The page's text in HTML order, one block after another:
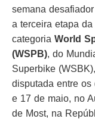
semana
a terceira etapa da
categoria World
(WSPB), do
Superbike (WSBK),
disputada entre os
e 17 de maio, no
de Most, na